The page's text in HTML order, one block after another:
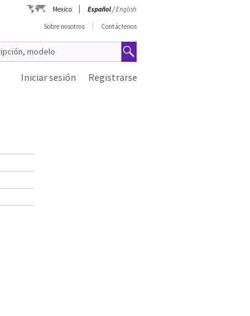
Mexico Español/English
Sobre nosotros
Contáctenos
Registrarse
Iniciar sesión